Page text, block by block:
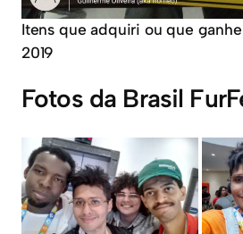
Itens que adquiri ou que
2019
Fotos da Brasil